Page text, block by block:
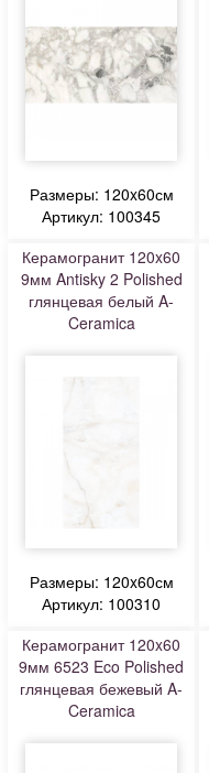
Размеры: 120x60см
Артикул: 100345
Керамогранит 120x60
9мм Antisky 2 Polished
глянцевая белый A-
Ceramica
Размеры: 120x60см
Артикул: 100310
Керамогранит 120x60
9мм 6523 Eco Polished
глянцевая бежевый A-
Ceramica